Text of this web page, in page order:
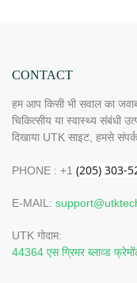
CONTACT
हम आप किसी भी सवाल का
चिकित्सीय या स्वास्थ्य संबंधी
दिखाया UTK साइट, हमसे
PHONE : +1
E-MAIL:
UTK गोदाम:
44364 एस ग्रिमर ब्लाव्ड